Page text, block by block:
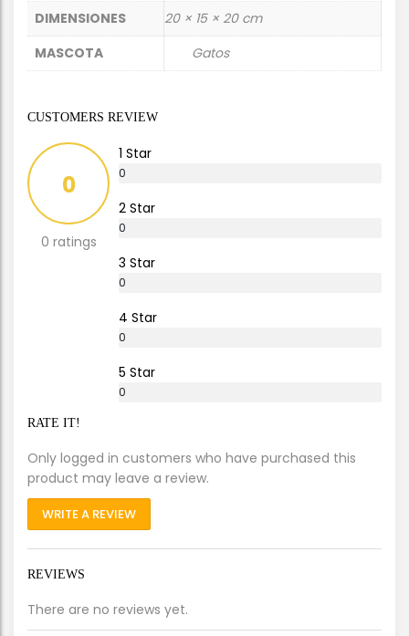
DIMENSIONES
20 × 15 × 20 cm
MASCOTA
Gatos
CUSTOMERS REVIEW
0
0 ratings
1 Star
0
2 Star
0
3 Star
0
4 Star
0
5 Star
0
RATE IT!
Only logged in customers who have purchased this
product may leave a review.
WRITE A REVIEW
REVIEWS
There are no reviews yet.